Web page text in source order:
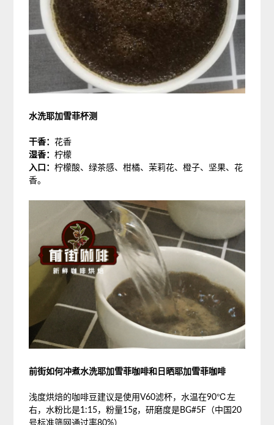
水洗耶加雪菲杯测
干香：花香
湿香：柠檬
入口：柠檬酸、绿茶感、柑橘、茉莉花、橙子、坚果、花
香。
前街如何冲煮水洗耶加雪菲咖啡和日晒耶加雪菲咖啡
浅度烘焙的咖啡豆建议是使用V60滤杯，水温在90℃左
右，水粉比是1:15，粉量15g，研磨度是BG#5F（中国20
号标准筛网通过率80%）